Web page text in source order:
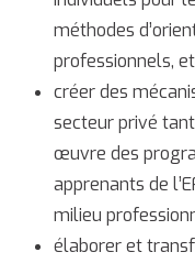
méthodes
professionnels,
créer des
secteur privé
œuvre des
apprenants de
milieu
élaborer et